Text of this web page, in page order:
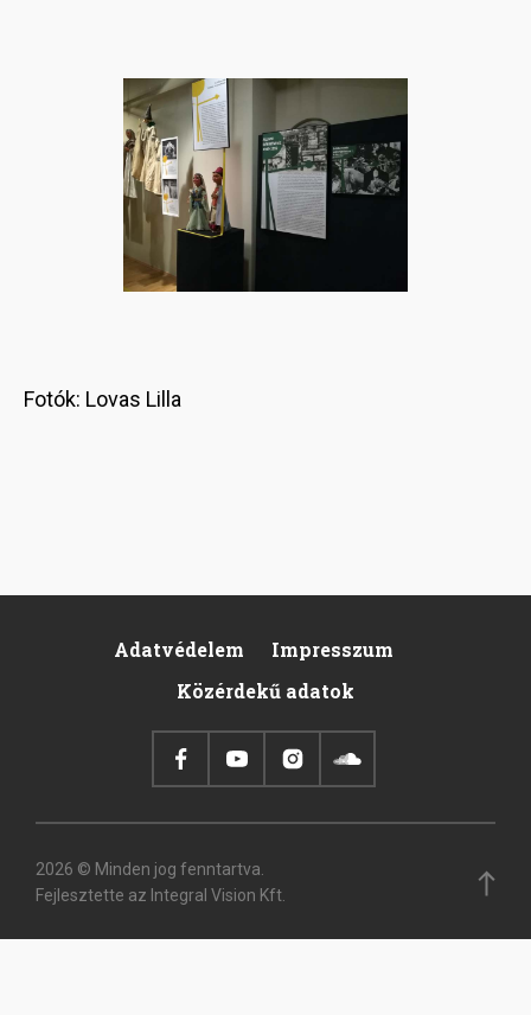
Fotók: Lovas Lilla
Footer
Adatvédelem
Impresszum
Közérdekű adatok
2026 © Minden jog fenntartva.
Fejlesztette az Integral Vision Kft.